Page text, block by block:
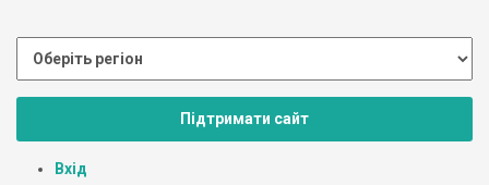
Підтримати сайт
Вхід